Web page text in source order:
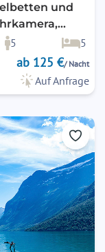
5
5
ab 125 €/ Nacht
Auf Anfrage